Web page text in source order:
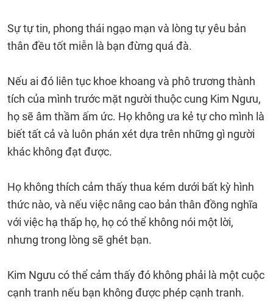
Sự tự tin, phong thái ngạo mạn và lòng tự yêu bản
thân đều tốt miễn là bạn đừng quá đà.
Nếu ai đó liên tục khoe khoang và phô trương thành
tích của mình trước mặt người thuộc cung Kim Ngưu,
họ sẽ âm thầm ấm ức. Họ không ưa kẻ tự cho mình là
biết tất cả và luôn phán xét dựa trên những gì người
khác không đạt được.
Họ không thích cảm thấy thua kém dưới bất kỳ hình
thức nào, và nếu việc nâng cao bản thân đồng nghĩa
với việc hạ thấp họ, họ có thể không nói một lời,
nhưng trong lòng sẽ ghét bạn.
Kim Ngưu có thể cảm thấy đó không phải là một cuộc
cạnh tranh nếu bạn không được phép cạnh tranh.